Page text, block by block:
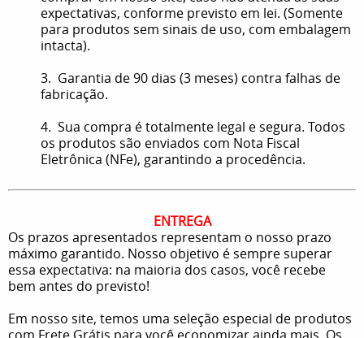
expectativas, conforme previsto em lei. (Somente
para produtos sem sinais de uso, com embalagem
intacta).
3. Garantia de 90 dias (3 meses) contra falhas de
fabricação.
4. Sua compra é totalmente legal e segura. Todos
os produtos são enviados com Nota Fiscal
Eletrônica (NFe), garantindo a procedência.
ENTREGA
Os prazos apresentados representam o nosso prazo
máximo garantido. Nosso objetivo é sempre superar
essa expectativa: na maioria dos casos, você recebe
bem antes do previsto!
Em nosso site, temos uma seleção especial de produtos